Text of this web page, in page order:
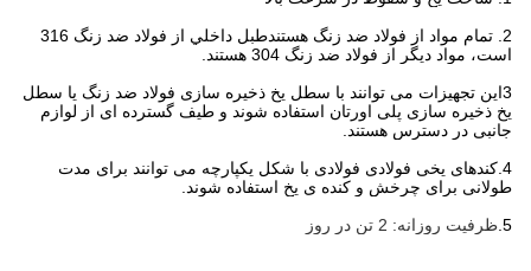
2. تمام مواد از فولاد ضد زنگ هستند
طبل داخلي از فولاد ضد زنگ 316
است، مواد ديگر از فولاد ضد زنگ 304 هستند.
3این تجهیزات می توانند با سطل یخ ذخیره سازی فولاد ضد زنگ یا سطل
یخ ذخیره سازی پلی اورتان استفاده شوند و طیف گسترده ای از لوازم
جانبی در دسترس هستند.
4. کندهای یخی فولادی فولادی با شکل یکپارچه می توانند برای مدت
طولانی برای چرخش و کنده ی یخ استفاده شوند.
5. ظرفیت روزانه: 2 تن در روز